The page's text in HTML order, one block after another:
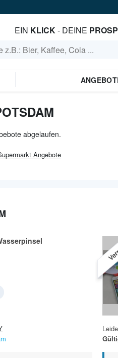
EIN KLICK- DEINE
abgelaufen.
Angebote